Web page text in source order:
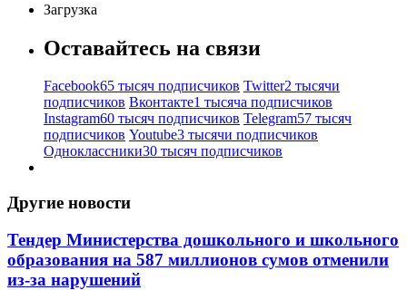
Загрузка
Оставайтесь на связи
Facebook65 тысяч подписчиков Twitter2 тысячи
подписчиков Вконтакте1 тысяча подписчиков
Instagram60 тысяч подписчиков Telegram57 тысяч
подписчиков Youtube3 тысячи подписчиков
Одноклассники30 тысяч подписчиков
Другие новости
Тендер Министерства дошкольного и школьного
образования на 587 миллионов сумов отменили
из-за нарушений